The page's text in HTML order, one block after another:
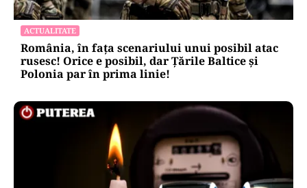
ECONOMIE
Moody’s ne-a lăsat deasupra „junk”-ului.
România a trecut examenul cu nota minimă
EXCLUSIV
EXCLUSIV